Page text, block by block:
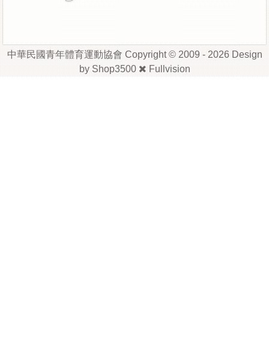
中華民國青年體育運動協會 Copyright © 2009 - 2026 Design
byShop3500 Fullvision